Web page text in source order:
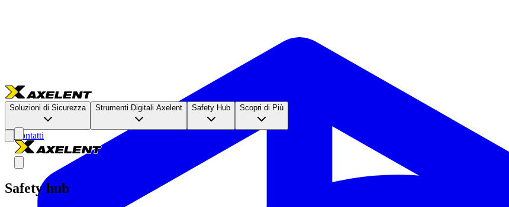
Soluzioni di Sicurezza Strumenti Digitali Axelent Safety Hub Scopri di Più
Contatti
Safety hub